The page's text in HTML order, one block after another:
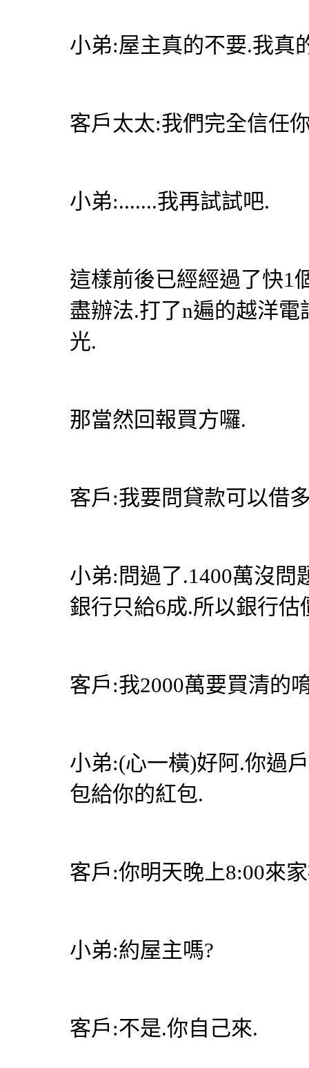
小弟:屋主真的不要.我真
客戶太太:我們完全信任
小弟:.......我再試試吧.
這樣前後已經經過了快1
盡辦法.打了n遍的越洋
光.
那當然回報買方囉.
客戶:我要問貸款可以借
小弟:問過了.1400萬沒問
銀行只給6成.所以銀行估
客戶:我2000萬要買清的
小弟:(心一橫)好阿.你過
包給你的紅包.
客戶:你明天晚上8:00來
小弟:約屋主嗎?
客戶:不是.你自己來.